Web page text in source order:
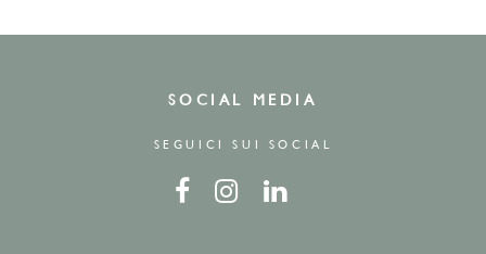
SOCIAL MEDIA
SEGUICI SUI SOCIAL